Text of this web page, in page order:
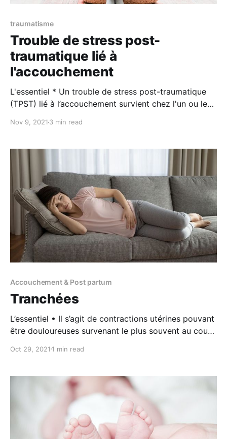
traumatisme
Trouble de stress post-
traumatique lié à
l'accouchement
L'essentiel * Un trouble de stress post-traumatique
(TPST) lié à l’accouchement survient chez l'un ou les
mère ou l'enfant ont été menacés lors de
comprennent
Nov 9, 2021 3 min read
Accouchement & Post partum
Tranchées
L’essentiel • Il s’agit de contractions utérines pouvant
être douloureuses survenant le plus souvent au cours
sa taille d’avant grossesse et d’évacuer les résidus de
s’avéraient être trop douloureuses, accompagnées
Oct 29, 2021 1 min read